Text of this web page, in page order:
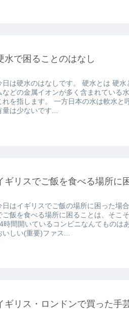
水で困ることのはなし
日は硬水のはなしです。 硬水とは 硬
などの金属イオンが多く含まれている
れを指します。 一方日本の水は軟水と
量は少ないです...
ギリスでご飯を食べる場所に
日はイギリスでご飯の場所に困った場
ご飯を食べる場所に困ることは、そこ
時間開いているコンビニなんてものは
いしい(重要)ファス...
ギリス・ロンドンで買った手